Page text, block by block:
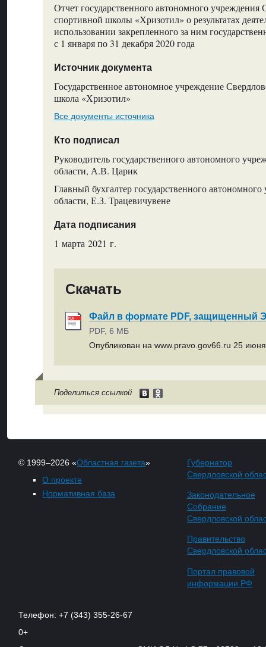
Отчет государственного автономного учреждения
спортивной школы «Хризотил» о результатах
использовании закрепленного за ним
с 1 января по 31 декабря 2020 года
Источник документа
Государственное автономное учреждение
школа «Хризотил»
Все документы источника
Кто подписал
Руководитель государственного автономного
области, А.В. Царик
Главный бухгалтер государственного
области, Е.З. Трацевичувене
Дата подписания
1 марта 2021 г.
Скачать
Файл в формате PDF, защищенный
PDF, 6 МБ
Опубликован на www.pravo.gov66.ru 25 июня
Поделиться ссылкой
© 1999–2026 «Областная газета»
О проекте
Нормативная база
Губернатор
Свердловской
Законодательное
Собрание
Свердловской
Правительство
Свердловской
Портал правовой
информации РФ
Телефон: +7 (343) 355-26-67
0+